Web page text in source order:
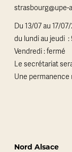
strasbourg@upe-
Du 13/07 au 17/
du lundi au jeudi :
Vendredi : fermé
Le secrétariat
Une permanence
Nord Alsace